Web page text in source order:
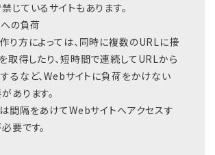
じているサイトもあります。
の負荷
り方によっては、同時に複数のURLに接
取得したり、短時間で連続してURLから
るなど、Webサイトに負荷をかけない
あります。
間隔をあけてWebサイトへアクセスす
要です。